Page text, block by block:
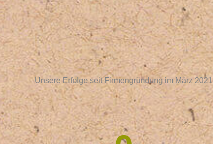
Unsere Erfolge seit Firmengründung im März 2021